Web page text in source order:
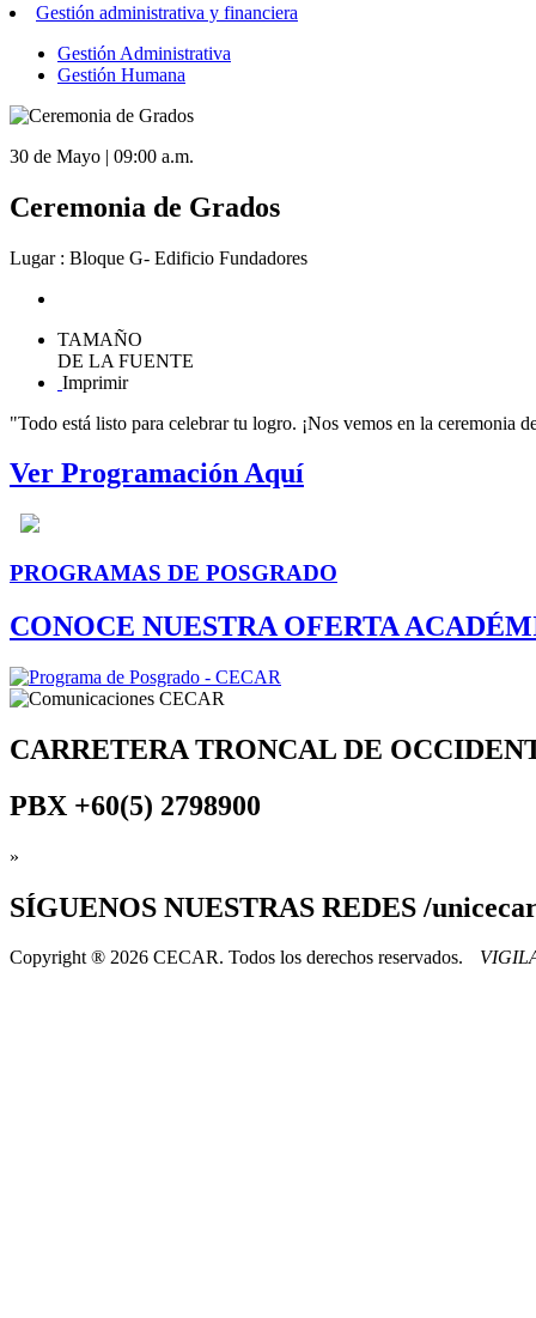
Gestión administrativa y financiera
Gestión Administrativa
Gestión Humana
30 de Mayo | 09:00 a.m.
Ceremonia de Grados
Lugar : Bloque G- Edificio Fundadores
TAMAÑO
DE LA FUENTE
Imprimir
"Todo está listo para celebrar tu logro. ¡Nos vemos en la ceremonia
Ver Programación Aquí
PROGRAMAS DE POSGRADO
CONOCE NUESTRA OFERTA
CARRETERA TRONCAL DE
PBX +60(5) 2798900
»
SÍGUENOS NUESTRAS REDES /
Copyright ® 2026 CECAR. Todos los derechos reservados.